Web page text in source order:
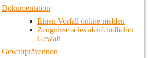
Dokumentation
Einen Vorfall online melden
Zeugnisse schwulenfeindlicher
Gewalt
Gewaltprävention